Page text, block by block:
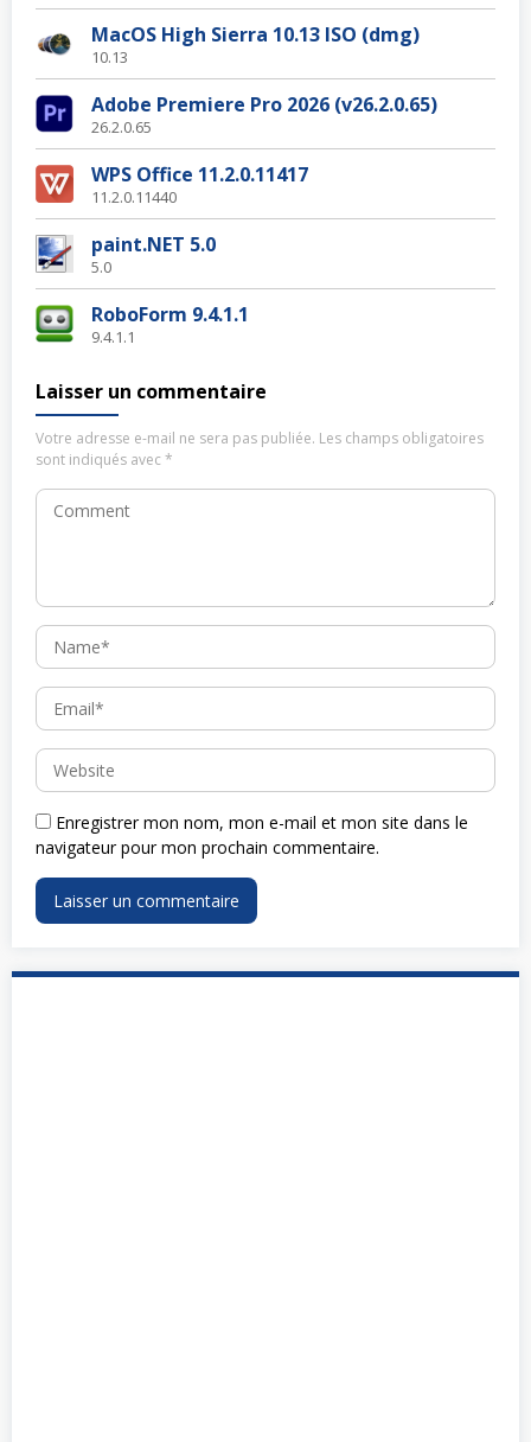
MacOS High Sierra 10.13 ISO (dmg)
10.13
Adobe Premiere Pro 2026 (v26.2.0.65)
26.2.0.65
WPS Office 11.2.0.11417
11.2.0.11440
paint.NET 5.0
5.0
RoboForm 9.4.1.1
9.4.1.1
Laisser un commentaire
Votre adresse e-mail ne sera pas publiée. Les champs obligatoires
sont indiqués avec*
Enregistrer mon nom, mon e-mail et mon site dans le
navigateur pour mon prochain commentaire.